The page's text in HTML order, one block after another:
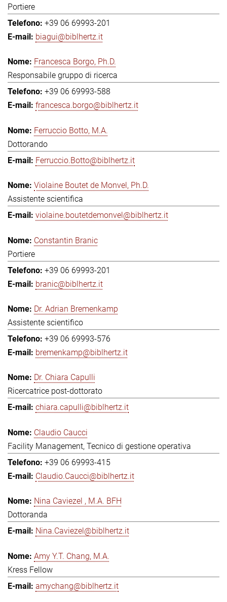
Portiere
+39 06 69993-201
biagui@biblhertz.it
Francesca Borgo, Ph.D.
Responsabile gruppo di ricerca
+39 06 69993-588
francesca.borgo@biblhertz.it
Ferruccio Botto, M.A.
Dottorando
Ferruccio.Botto@biblhertz.it
Violaine Boutet de Monvel, Ph.D.
Assistente scientifica
violaine.boutetdemonvel@biblhertz.it
Constantin Branic
Portiere
+39 06 69993-201
branic@biblhertz.it
Dr. Adrian Bremenkamp
Assistente scientifico
+39 06 69993-576
bremenkamp@biblhertz.it
Dr. Chiara Capulli
Ricercatrice post-dottorato
chiara.capulli@biblhertz.it
Claudio Caucci
Facility Management, Tecnico di gestione operativa
+39 06 69993-415
Claudio.Caucci@biblhertz.it
Nina Caviezel , M.A. BFH
Dottoranda
Nina.Caviezel@biblhertz.it
Amy Y.T. Chang, M.A.
Kress Fellow
amychang@biblhertz.it